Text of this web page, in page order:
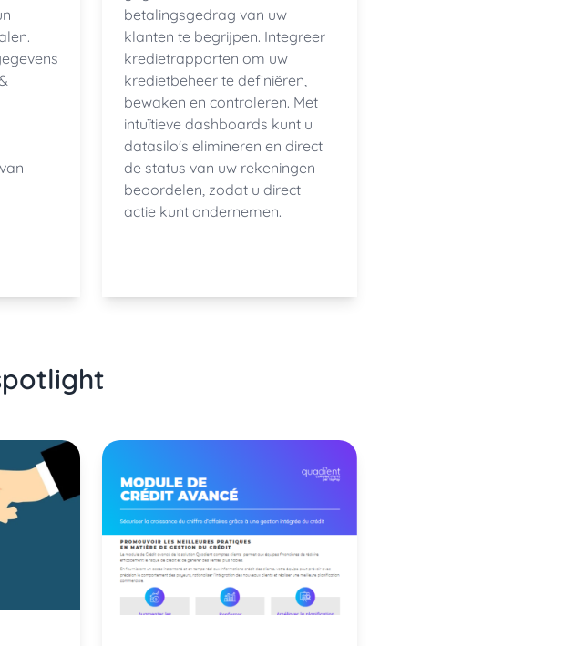
betalingsgedrag van uw
klanten te begrijpen. Integreer
kredietrapporten om uw
kredietbeheer te definiëren,
bewaken en controleren. Met
intuïtieve dashboards kunt u
datasilo's elimineren en direct
de status van uw rekeningen
beoordelen, zodat u direct
actie kunt ondernemen.